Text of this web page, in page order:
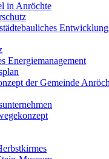
in Anröchte
Energiemanagement
der Gemeinde